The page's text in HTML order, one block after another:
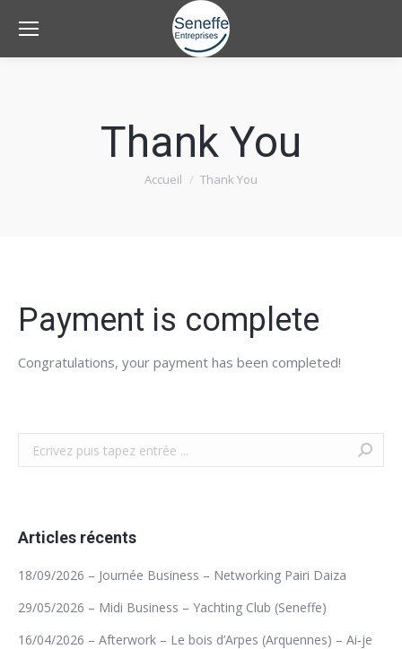
Thank You
Vous êtes ici :
Accueil Thank You
Payment is complete
Congratulations, your payment has been completed!
Recherche
Articles récents
18/09/2026 – Journée Business – Networking Pairi Daiza
29/05/2026 – Midi Business – Yachting Club (Seneffe)
16/04/2026 – Afterwork – Le bois d’Arpes (Arquennes) – Ai‑je